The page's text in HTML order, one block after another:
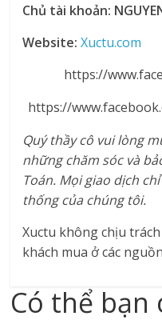
Chủ tài khoản:
Website:Xuctu.com
https://
https://
Quý thầy cô vui lòng
những chăm sóc và
Toán. Mọi giao dịch
thống của chúng tôi.
Xuctu không chịu
khách mua ở các
Có thể bạn